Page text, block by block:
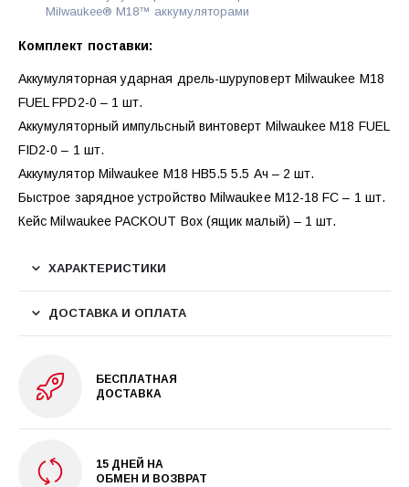
Milwaukee® M18™ аккумуляторами
Комплект поставки:
Аккумуляторная ударная дрель-шуруповерт Milwaukee M18
FUEL FPD2-0 – 1 шт.
Аккумуляторный импульсный винтоверт Milwaukee M18 FUEL
FID2-0 – 1 шт.
Аккумулятор Milwaukee M18 HB5.5 5.5 Ач – 2 шт.
Быстрое зарядное устройство Milwaukee M12-18 FC – 1 шт.
Кейс Milwaukee PACKOUT Box (ящик малый) – 1 шт.
ХАРАКТЕРИСТИКИ
ДОСТАВКА И ОПЛАТА
БЕСПЛАТНАЯ
ДОСТАВКА
15 ДНЕЙ НА
ОБМЕН И ВОЗВРАТ